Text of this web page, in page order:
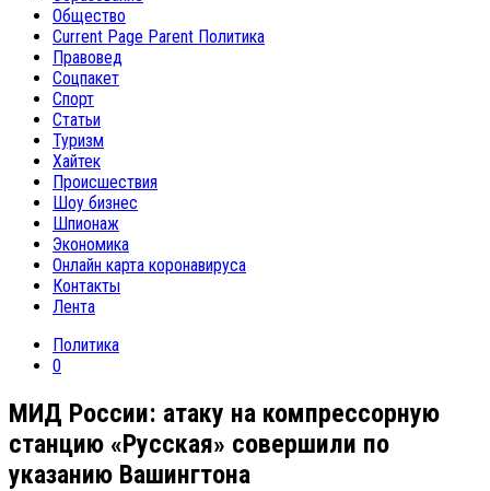
Общество
Current Page Parent Политика
Правовед
Соцпакет
Спорт
Статьи
Туризм
Хайтек
Происшествия
Шоу бизнес
Шпионаж
Экономика
Онлайн карта коронавируса
Контакты
Лента
Политика
0
МИД России: атаку на компрессорную
станцию «Русская» совершили по
указанию Вашингтона